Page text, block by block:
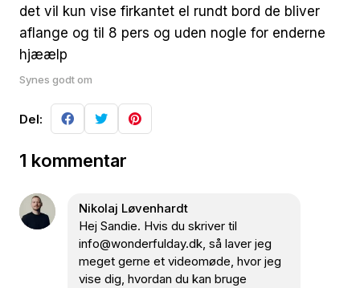
det vil kun vise firkantet el rundt bord de bliver
aflange og til 8 pers og uden nogle for enderne
hjæælp
Synes godt om
Del:
1 kommentar
Nikolaj Løvenhardt
Hej Sandie. Hvis du skriver til
info@wonderfulday.dk, så laver jeg
meget gerne et videomøde, hvor jeg
vise dig, hvordan du kan bruge